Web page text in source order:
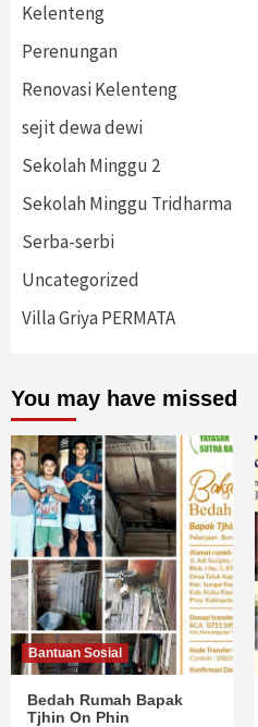
Kelenteng
Perenungan
Renovasi Kelenteng
sejit dewa dewi
Sekolah Minggu 2
Sekolah Minggu Tridharma
Serba-serbi
Uncategorized
Villa Griya PERMATA
You may have missed
Bantuan Sosial
Bedah Rumah Bapak
Tjhin On Phin